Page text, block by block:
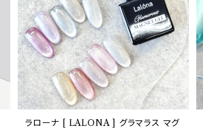
ラローナ [ LALONA ] グラマラス マグ